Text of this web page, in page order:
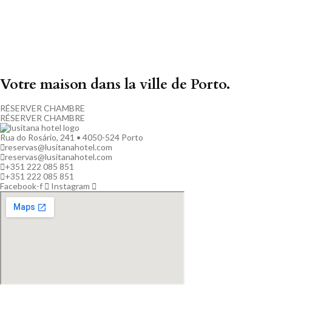
Votre maison dans la ville de Porto.
RÉSERVER CHAMBRE
RÉSERVER CHAMBRE
Rua do Rosário, 241 • 4050-524 Porto
reservas@lusitanahotel.com
reservas@lusitanahotel.com
+351 222 085 851
+351 222 085 851
Facebook-f
Instagram